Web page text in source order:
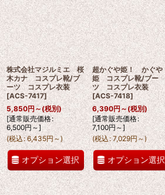
株式会社マジルミエ 桜
木カナ コスプレ靴/ブ
ーツ コスプレ衣装
[ACS-7417]
5,850円～(税別)
[通常販売価格:
6,500円～]
(税込: 6,435円～)
オプション選択
超かぐや姫！ かぐや
姫 コスプレ靴/ブー
ツ コスプレ衣装
[ACS-7418]
6,390円～(税別)
[通常販売価格:
7,100円～]
(税込: 7,029円～)
オプション選択